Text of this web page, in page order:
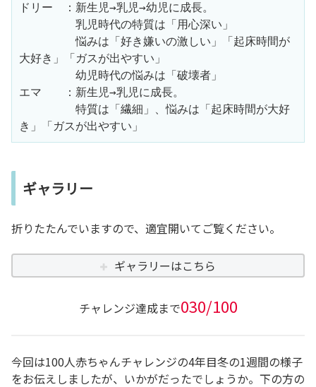
ドリー　：新生児→乳児→幼児に成長。
乳児時代の特質は「用心深い」
悩みは「好き嫌いの激しい」「起床時間が
大好き」「ガスが出やすい」
幼児時代の悩みは「破壊者」
エマ　　：新生児→乳児に成長。
特質は「繊細」、悩みは「起床時間が大好
き」「ガスが出やすい」
ギャラリー
折りたたんでいますので、適宜開いてご覧ください。
ギャラリーはこちら
チャレンジ達成まで030/100
今回は100人赤ちゃんチャレンジの4年目冬の1週間の様子
をお伝えしましたが、いかがだったでしょうか。下の方の